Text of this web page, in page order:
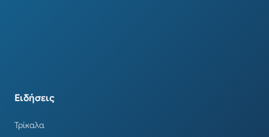
Ειδήσεις
Τρίκαλα